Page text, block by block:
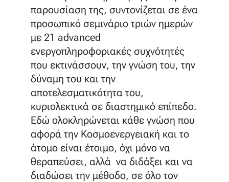
παρουσίαση της, συντονίζεται σε ένα
προσωπικό σεμινάριο τριών ημερών
με 21 advanced
ενεργοπληροφοριακές συχνότητές
που εκτινάσσουν, την γνώση του, την
δύναμη του και την
αποτελεσματικότητα του,
κυριολεκτικά σε διαστημικό επίπεδο.
Εδώ ολοκληρώνεται κάθε γνώση που
αφορά την Κοσμοενεργειακή και το
άτομο είναι έτοιμο, όχι μόνο να
θεραπεύσει, αλλά να διδάξει και να
διαδώσει την μέθοδο, σε όλο τον